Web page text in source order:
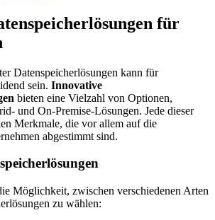
für
Datenspeicherlösungen kann für
sein. Innovative
bieten eine Vielzahl von Optionen,
und On-Premise-Lösungen. Jede dieser
Merkmale, die vor allem auf die
abgestimmt sind.
Möglichkeit, zwischen verschiedenen Arten
zu wählen: